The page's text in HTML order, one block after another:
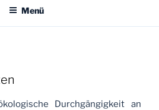
Menü
Durchgängigkeit an